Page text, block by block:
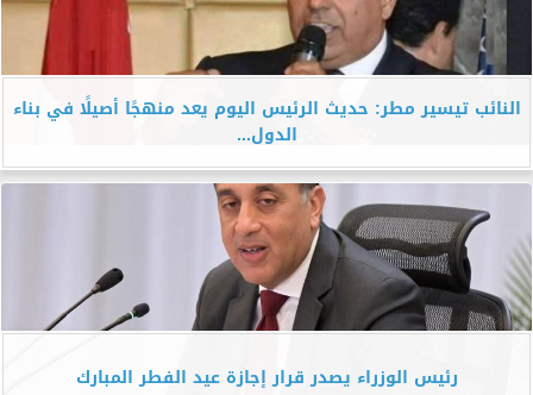
النائب تيسير مطر: حديث الرئيس اليوم يعد منهجًا أصيلًا في بناء
الدول...
رئيس الوزراء يصدر قرار إجازة عيد الفطر المبارك